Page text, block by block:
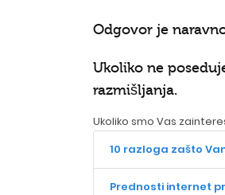
Odgovor je
Ukoliko ne
razmišljanja.
Ukoliko smo Vas
10 razloga zašto
Prednosti internet